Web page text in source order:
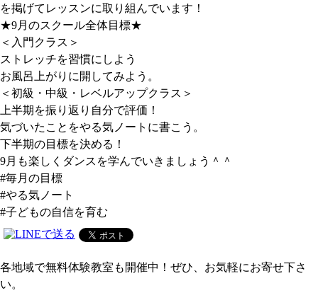
を掲げてレッスンに取り組んでいます！
★9月のスクール全体目標★
＜入門クラス＞
ストレッチを習慣にしよう
お風呂上がりに開してみよう。
＜初級・中級・レベルアップクラス＞
上半期を振り返り自分で評価！
気づいたことをやる気ノートに書こう。
下半期の目標を決める！
9月も楽しくダンスを学んでいきましょう＾＾
#毎月の目標
#やる気ノート
#子どもの自信を育む
各地域で無料体験教室も開催中！ぜひ、お気軽にお寄せ下さ
い。